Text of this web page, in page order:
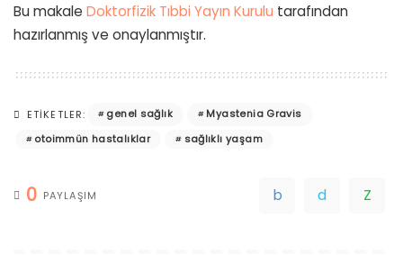
Bu makale Doktorfizik Tıbbi Yayın Kurulu tarafından
hazırlanmış ve onaylanmıştır.
ETIKETLER: genel sağlık
Myastenia Gravis
otoimmün hastalıklar
sağlıklı yaşam
0 PAYLAŞIM